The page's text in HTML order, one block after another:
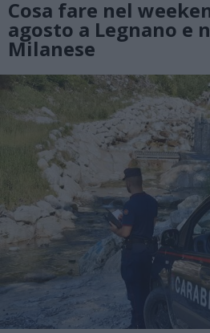
Cosa fare nel
agosto a Legnano e
Milanese